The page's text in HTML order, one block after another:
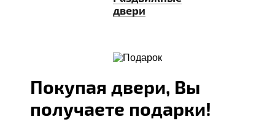
двери
Покупая двери, Вы
получаете подарки!